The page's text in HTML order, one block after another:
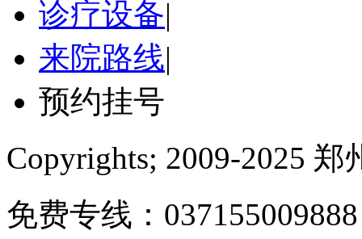
诊疗设备|
来院路线|
预约挂号
Copyrights; 2009-2025
免费专线：